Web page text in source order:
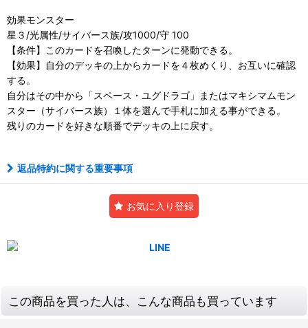
効果モンスター
星３/光属性/サイバース族/攻1000/守 100
【条件】このカードを召喚したターンに発動できる。
【効果】自分のデッキの上からカードを４枚めくり、お互いに確認
する。
自分はその中から「スペース・ユグドラゴ」またはマキシマムモン
スター（サイバース族）１体を選んで手札に加える事ができる。
残りのカードを好きな順番でデッキの上に戻す。
返品特約に関する重要事項
お気に入り登録
この商品を買った人は、こんな商品も買っています